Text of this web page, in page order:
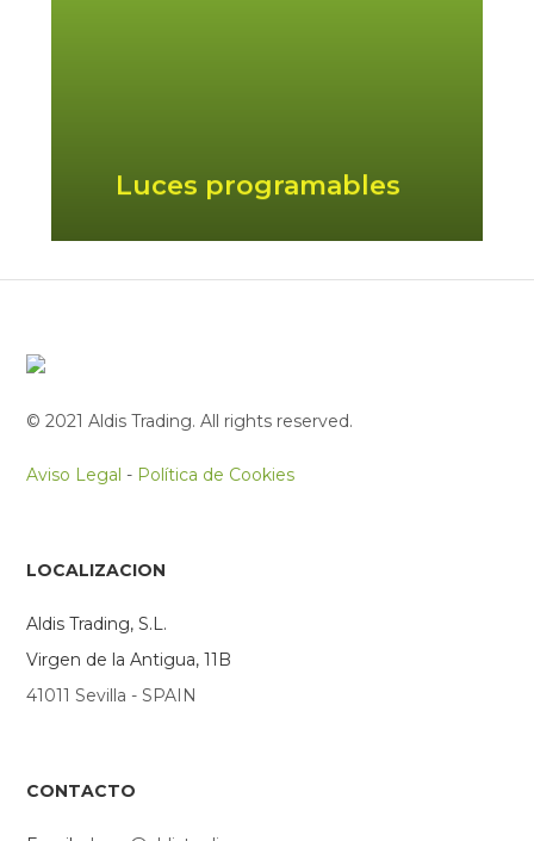
Luces programables
© 2021 Aldis Trading. All rights reserved.
Aviso Legal - Política de Cookies
LOCALIZACION
Aldis Trading, S.L.
Virgen de la Antigua, 11B
41011 Sevilla - SPAIN
CONTACTO